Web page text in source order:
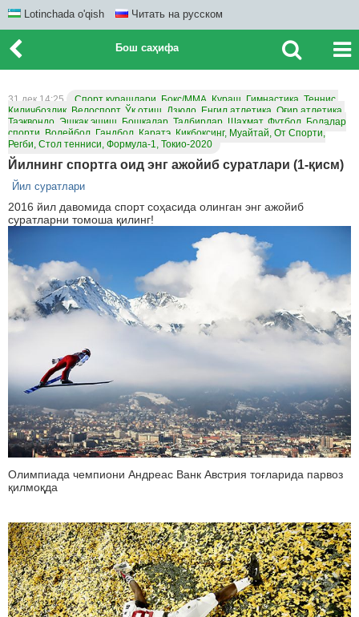
Lotinchada o'qish Читать на русском
Бош саҳифа
31 дек 14:25
Спорт курашлари, Бокс/ММА, Кураш, Гимнастика, Теннис,
Қиличбозлик, Велоспорт, Ўқ отиш, Дзюдо, Енгил атлетика, Оғир атлетика,
Таэквондо, Эшкак эшиш, Бошқалар, Тадбирлар, Шахмат, Футбол, Болалар
спорти, Волейбол, Гандбол, Каратэ, Кикбоксинг, Муайтай, От Спорти,
Регби, Стол тенниси, Формула-1, Токио-2020
Йилнинг спортга оид энг ажойиб суратлари (1-қисм)
Йил суратлари
2016 йил давомида спорт соҳасида олинган энг ажойиб
суратларни томоша қилинг!
Олимпиада чемпиони Андреас Ванк Австрия тоғларида парвоз
қилмоқда